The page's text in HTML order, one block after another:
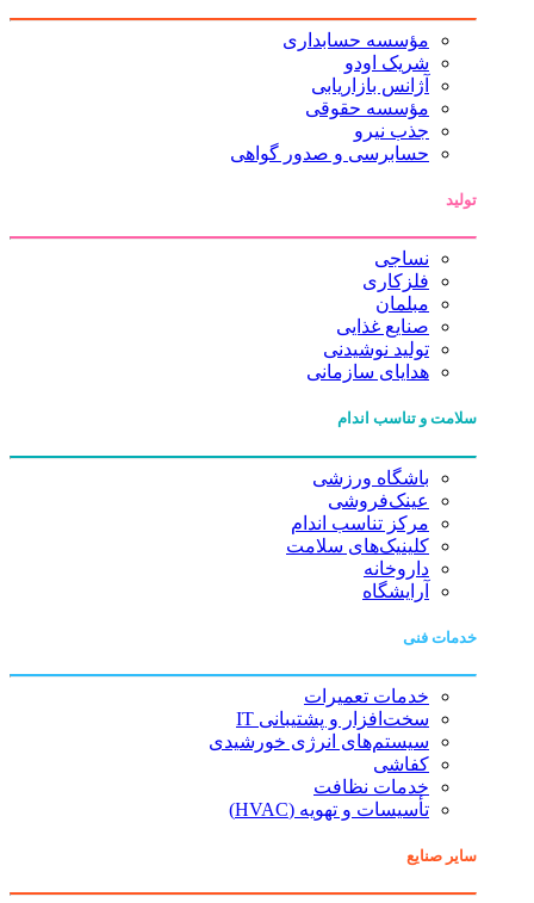
مؤسسه حسابداری
شریک اودو
آژانس بازاریابی
مؤسسه حقوقی
جذب نیرو
حسابرسی و صدور گواهی
تولید
نساجی
فلزکاری
مبلمان
صنایع غذایی
تولید نوشیدنی
هدایای سازمانی
سلامت و تناسب اندام
باشگاه ورزشی
عینک‌فروشی
مرکز تناسب اندام
کلینیک‌های سلامت
داروخانه
آرایشگاه
خدمات فنی
خدمات تعمیرات
سخت‌افزار و پشتیبانی IT
سیستم‌های انرژی خورشیدی
کفاشی
خدمات نظافت
تأسیسات و تهویه (HVAC)
سایر صنایع